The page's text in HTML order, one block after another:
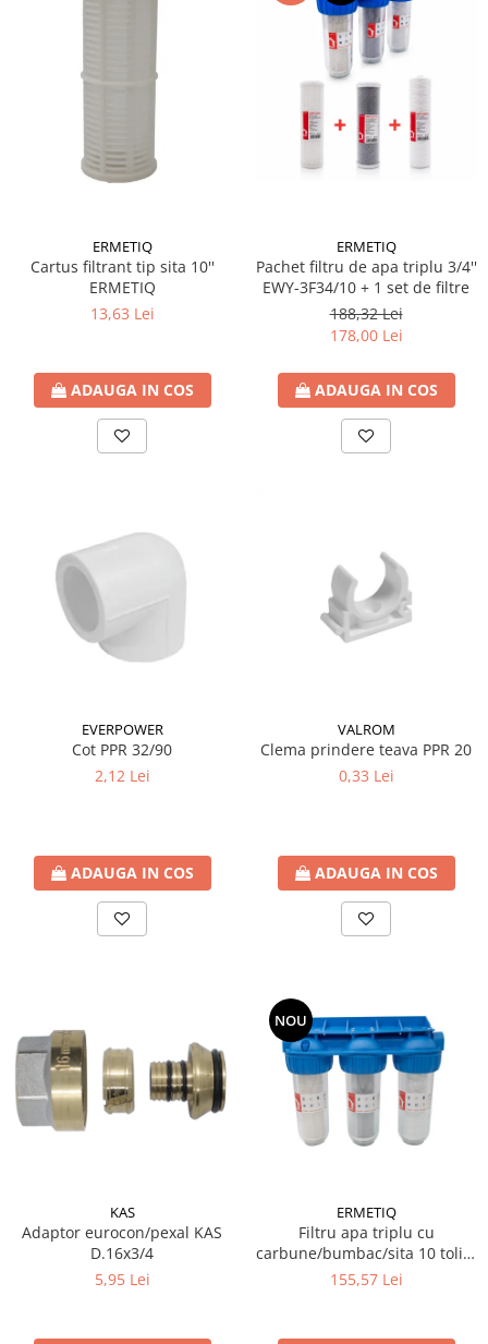
ERMETIQ
Cartus filtrant tip sita 10''
ERMETIQ
13,63 Lei
ADAUGA IN COS
ERMETIQ
Pachet filtru de apa triplu 3/4''
EWY-3F34/10 + 1 set de filtre
188,32 Lei
178,00 Lei
ADAUGA IN COS
EVERPOWER
Cot PPR 32/90
2,12 Lei
ADAUGA IN COS
VALROM
Clema prindere teava PPR 20
0,33 Lei
ADAUGA IN COS
KAS
Adaptor eurocon/pexal KAS
D.16x3/4
5,95 Lei
NOU
ERMETIQ
Filtru apa triplu cu
carbune/bumbac/sita 10 toli *
3/4'' ERMETIQ
155,57 Lei